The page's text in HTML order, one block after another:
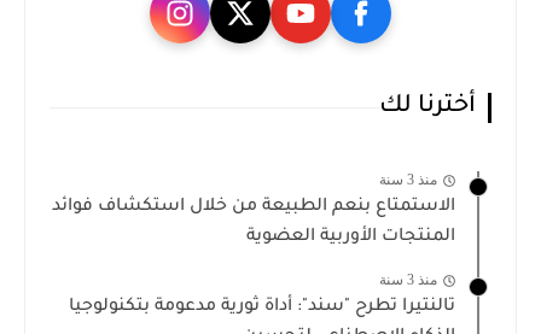
أخترنا لك
منذ 3 سنة
الاستمتاع بنعم الطبيعة من خلال استكشاف فوائد
المنتجات الأوربية العضوية
منذ 3 سنة
تالنتيرا تطرح "سند": أداة ثورية مدعومة بتكنولوجيا